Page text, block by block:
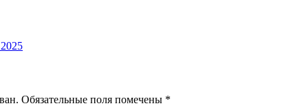
Обязательные поля помечены *